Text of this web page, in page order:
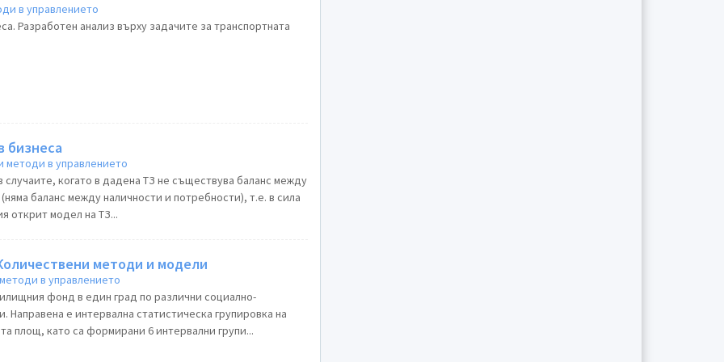
в управлението
Разработен анализ върху задачите за транспортната
бизнеса
методи в управлението
случаите, когато в дадена ТЗ не съществува баланс между
баланс между наличности и потребности), т.е. в сила
открит модел на ТЗ...
методи и модели
в управлението
фонд в един град по различни социално-
Направена е интервална статистическа групировка на
площ, като са формирани 6 интервални групи...